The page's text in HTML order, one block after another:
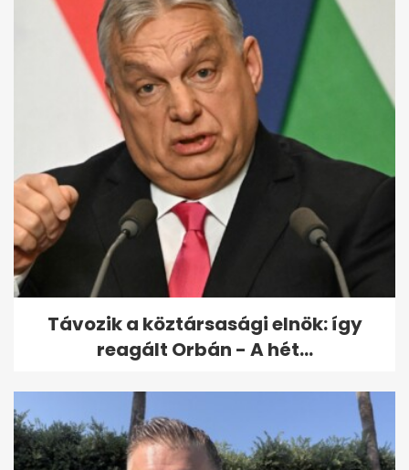
Videón az első idei hóesés
Távozik a köztársasági elnök: így
reagált Orbán - A hét...